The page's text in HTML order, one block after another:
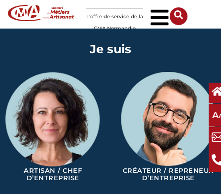
L’offre de service de la
CMA Normandie
A
Je suis
ARTISAN / CHEF
D’ENTREPRISE
CRÉATEUR / REPRENEUR
D’ENTREPRISE
Panneau de gestion des cookies